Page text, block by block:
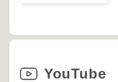
YouTube